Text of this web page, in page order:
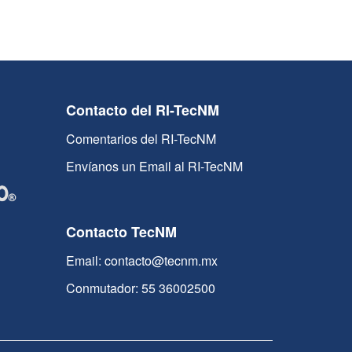
Contacto del RI-TecNM
Comentarios del RI-TecNM
Envíanos un Email al RI-TecNM
Contacto TecNM
Email: contacto@tecnm.mx
Conmutador: 55 36002500